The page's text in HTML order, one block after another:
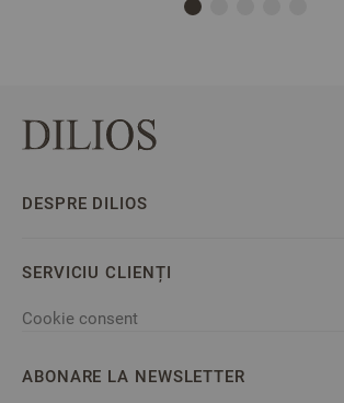
DESPRE DILIOS
SERVICIU CLIENȚI
Cookie consent
ABONARE LA NEWSLETTER